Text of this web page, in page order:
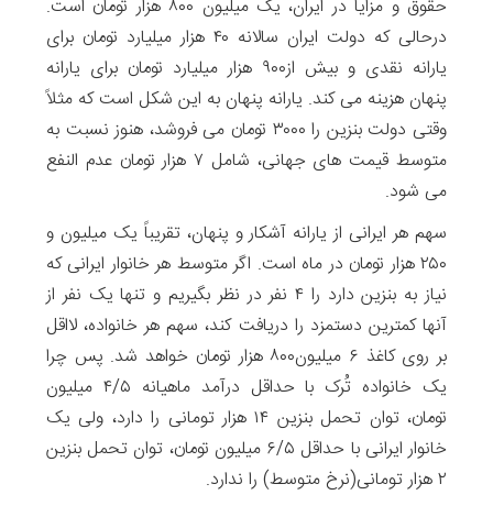
حقوق و مزایا در ایران، یک میلیون ۸۰۰ هزار تومان است.
درحالی که دولت ایران سالانه ۴۰ هزار میلیارد تومان برای
یارانه نقدی و بیش از۹۰۰ هزار میلیارد تومان برای یارانه
پنهان هزینه می کند. یارانه پنهان به این شکل است که مثلاً
وقتی دولت بنزین را ۳۰۰۰ تومان می فروشد، هنوز نسبت به
متوسط قیمت های جهانی، شامل ۷ هزار تومان عدم النفع
می شود.
سهم هر ایرانی از یارانه آشکار و پنهان، تقریباً یک میلیون و
۲۵۰ هزار تومان در ماه است. اگر متوسط هر خانوار ایرانی که
نیاز به بنزین دارد را ۴ نفر در نظر بگیریم و تنها یک نفر از
آنها کمترین دستمزد را دریافت کند، سهم هر خانواده، لااقل
بر روی کاغذ ۶ میلیون۸۰۰ هزار تومان خواهد شد. پس چرا
یک خانواده تُرک با حداقل درآمد ماهیانه ۴/۵ میلیون
تومان، توان تحمل بنزین ۱۴ هزار تومانی را دارد، ولی یک
خانوار ایرانی با حداقل ۶/۵ میلیون تومان، توان تحمل بنزین
۲ هزار تومانی(نرخ متوسط) را ندارد.